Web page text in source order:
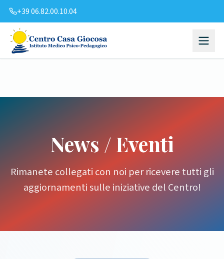
+39 06.82.00.10.04
News / Eventi
Rimanete collegati con noi per ricevere tutti gli
aggiornamenti sulle iniziative del Centro!